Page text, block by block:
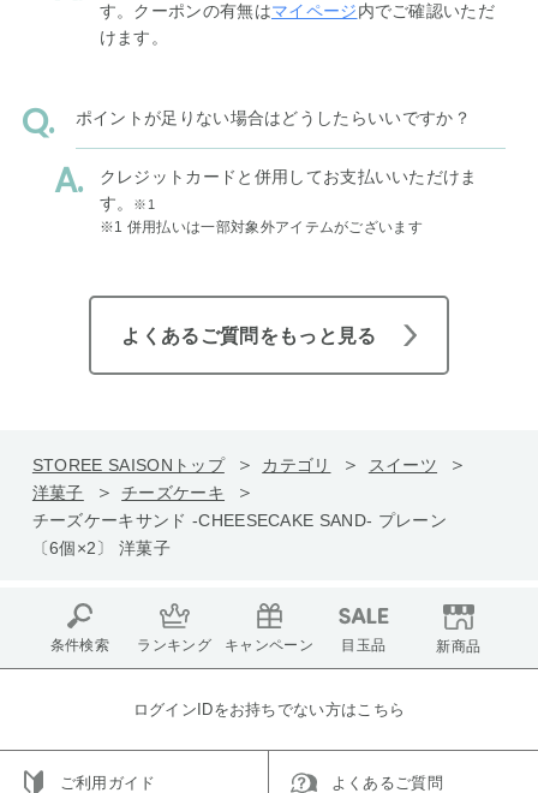
す。クーポンの有無はマイページ内でご確認いただ
けます。
ポイントが足りない場合はどうしたらいいですか？
クレジットカードと併用してお支払いいただけま
す。
※1
※1 併用払いは一部対象外アイテムがございます
よくあるご質問をもっと見る
STOREE SAISONトップ カテゴリ
スイーツ
洋菓子
チーズケーキ
チーズケーキサンド -CHEESECAKE SAND- プレーン
〔6個×2〕 洋菓子
条件検索 ランキング キャンペーン 目玉品 新商品
ログインIDをお持ちでない方はこちら
ご利用ガイド よくあるご質問